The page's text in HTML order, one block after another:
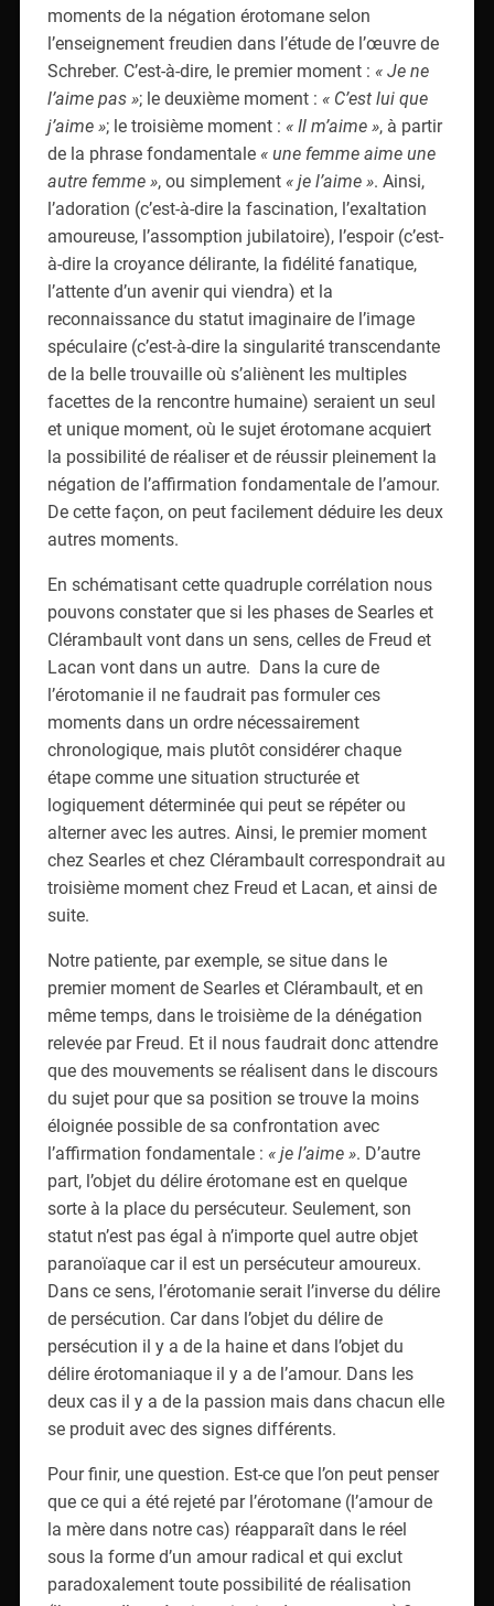
moments de la négation érotomane selon
l’enseignement freudien dans l’étude de l’œuvre de
Schreber. C’est-à-dire, le premier moment : « Je ne
l’aime pas »; le deuxième moment : « C’est lui que
j’aime »; le troisième moment : « Il m’aime », à partir
de la phrase fondamentale « une femme aime une
autre femme », ou simplement « je l’aime ». Ainsi,
l’adoration (c’est-à-dire la fascination, l’exaltation
amoureuse, l’assomption jubilatoire), l’espoir (c’est-
à-dire la croyance délirante, la fidélité fanatique,
l’attente d’un avenir qui viendra) et la
reconnaissance du statut imaginaire de l’image
spéculaire (c’est-à-dire la singularité transcendante
de la belle trouvaille où s’aliènent les multiples
facettes de la rencontre humaine) seraient un seul
et unique moment, où le sujet érotomane acquiert
la possibilité de réaliser et de réussir pleinement la
négation de l’affirmation fondamentale de l’amour.
De cette façon, on peut facilement déduire les deux
autres moments.
En schématisant cette quadruple corrélation nous
pouvons constater que si les phases de Searles et
Clérambault vont dans un sens, celles de Freud et
Lacan vont dans un autre. Dans la cure de
l’érotomanie il ne faudrait pas formuler ces
moments dans un ordre nécessairement
chronologique, mais plutôt considérer chaque
étape comme une situation structurée et
logiquement déterminée qui peut se répéter ou
alterner avec les autres. Ainsi, le premier moment
chez Searles et chez Clérambault correspondrait au
troisième moment chez Freud et Lacan, et ainsi de
suite.
Notre patiente, par exemple, se situe dans le
premier moment de Searles et Clérambault, et en
même temps, dans le troisième de la dénégation
relevée par Freud. Et il nous faudrait donc attendre
que des mouvements se réalisent dans le discours
du sujet pour que sa position se trouve la moins
éloignée possible de sa confrontation avec
l’affirmation fondamentale : « je l’aime ». D’autre
part, l’objet du délire érotomane est en quelque
sorte à la place du persécuteur. Seulement, son
statut n’est pas égal à n’importe quel autre objet
paranoïaque car il est un persécuteur amoureux.
Dans ce sens, l’érotomanie serait l’inverse du délire
de persécution. Car dans l’objet du délire de
persécution il y a de la haine et dans l’objet du
délire érotomaniaque il y a de l’amour. Dans les
deux cas il y a de la passion mais dans chacun elle
se produit avec des signes différents.
Pour finir, une question. Est-ce que l’on peut penser
que ce qui a été rejeté par l’érotomane (l’amour de
la mère dans notre cas) réapparaît dans le réel
sous la forme d’un amour radical et qui exclut
paradoxalement toute possibilité de réalisation